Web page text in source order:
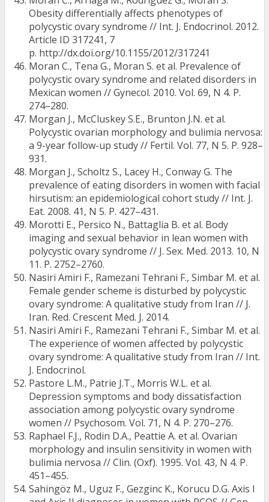
Obesity differentially affects phenotypes of
polycystic ovary syndrome // Int. J. Endocrinol. 2012.
Article ID 317241, 7
p. http://dx.doi.org/10.1155/2012/317241
Moran C., Tena G., Moran S. et al. Prevalence of
polycystic ovary syndrome and related disorders in
Mexican women // Gynecol. 2010. Vol. 69, N 4. P.
274–280.
Morgan J., McCluskey S.E., Brunton J.N. et al.
Polycystic ovarian morphology and bulimia nervosa:
a 9-year follow-up study // Fertil. Vol. 77, N 5. P. 928–
931.
Morgan J., Scholtz S., Lacey H., Conway G. The
prevalence of eating disorders in women with facial
hirsutism: an epidemiological cohort study // Int. J.
Eat. 2008. 41, N 5. P. 427–431.
Morotti E., Persico N., Battaglia B. et al. Body
imaging and sexual behavior in lean women with
polycystic ovary syndrome // J. Sex. Med. 2013. 10, N
11. P. 2752–2760.
Nasiri Amiri F., Ramezani Tehrani F., Simbar M. et al.
Female gender scheme is disturbed by polycystic
ovary syndrome: A qualitative study from Iran // J.
Iran. Red. Crescent Med. J. 2014.
Nasiri Amiri F., Ramezani Tehrani F., Simbar M. et al.
The experience of women affected by polycystic
ovary syndrome: A qualitative study from Iran // Int.
J. Endocrinol.
Pastore L.M., Patrie J.T., Morris W.L. et al.
Depression symptoms and body dissatisfaction
association among polycystic ovary syndrome
women // Psychosom. Vol. 71, N 4. P. 270–276.
Raphael F.J., Rodin D.A., Peattie A. et al. Ovarian
morphology and insulin sensitivity in women with
bulimia nervosa // Clin. (Oxf). 1995. Vol. 43, N 4. P.
451–455.
Sahingöz M., Uguz F., Gezginc K., Korucu D.G. Axis I